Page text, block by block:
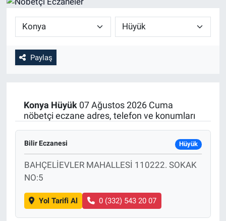
Paylaş
Konya Hüyük07 Ağustos 2026 Cuma
nöbetçi eczane adres, telefon ve konumları
Bilir Eczanesi Hüyük
BAHÇELİEVLER MAHALLESİ 110222. SOKAK
NO:5
Yol Tarifi Al 0 (332) 543 20 07
Süper Lig Puan Durumu ve Fikstür